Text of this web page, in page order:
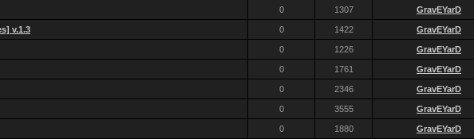
0 1307 GravEYarD
v.1.3 0 1422 GravEYarD
0 1226 GravEYarD
0 1761 GravEYarD
0 2346 GravEYarD
0 3555 GravEYarD
0 1880 GravEYarD